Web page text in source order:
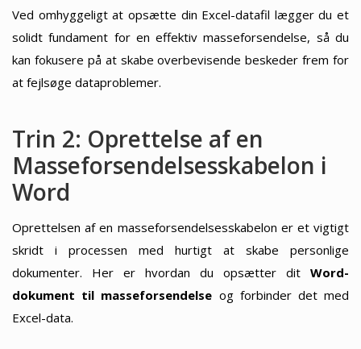
Ved omhyggeligt at opsætte din Excel-datafil lægger du et
solidt fundament for en effektiv masseforsendelse, så du
kan fokusere på at skabe overbevisende beskeder frem for
at fejlsøge dataproblemer.
Trin 2: Oprettelse af en
Masseforsendelsesskabelon i
Word
Oprettelsen af en masseforsendelsesskabelon er et vigtigt
skridt i processen med hurtigt at skabe personlige
dokumenter. Her er hvordan du opsætter dit Word-
dokument til masseforsendelse og forbinder det med
Excel-data.